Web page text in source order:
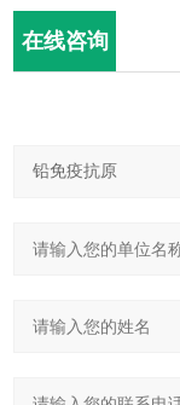
在线咨询